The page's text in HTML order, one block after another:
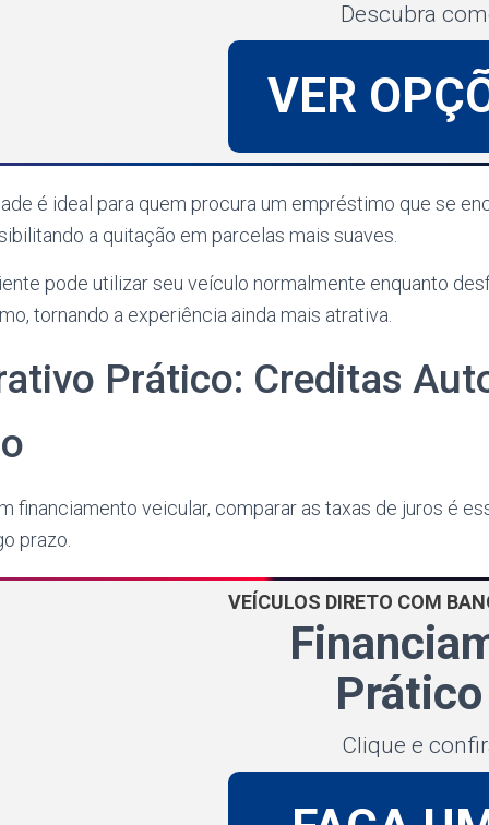
Descubra
VER
é ideal para quem procura um empréstimo que se
a quitação em parcelas mais suaves.
pode utilizar seu veículo normalmente enquanto
tornando a experiência ainda mais atrativa.
Prático: Creditas
financiamento veicular, comparar as taxas de juros é
prazo.
VEÍCULOS DIRETO COM
Clique e